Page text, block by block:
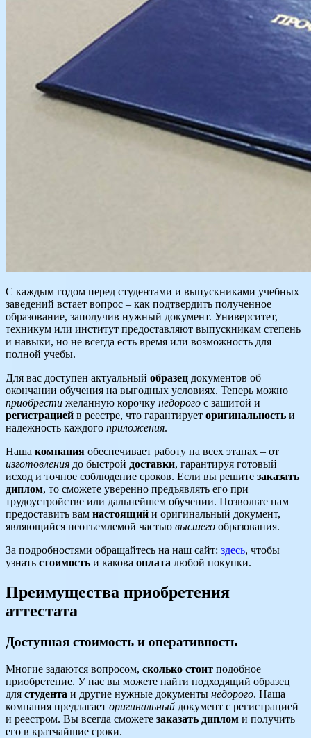
С каждым годом перед студентами и выпускниками учебных
заведений встает вопрос – как подтвердить полученное
образование, заполучив нужный документ. Университет,
техникум или институт предоставляют выпускникам степень
и навыки, но не всегда есть время или возможность для
полной учебы.
Для вас доступен актуальный образец документов об
окончании обучения на выгодных условиях. Теперь можно
приобрести желанную корочку недорого с защитой и
регистрацией в реестре, что гарантирует оригинальность и
надежность каждого приложения.
Наша компания обеспечивает работу на всех этапах – от
изготовления до быстрой доставки, гарантируя готовый
исход и точное соблюдение сроков. Если вы решите заказать
диплом, то сможете уверенно предъявлять его при
трудоустройстве или дальнейшем обучении. Позвольте нам
предоставить вам настоящий и оригинальный документ,
являющийся неотъемлемой частью высшего образования.
За подробностями обращайтесь на наш сайт: здесь, чтобы
узнать стоимость и какова оплата любой покупки.
Преимущества приобретения
аттестата
Доступная стоимость и оперативность
Многие задаются вопросом, сколько стоит подобное
приобретение. У нас вы можете найти подходящий образец
для студента и другие нужные документы недорого. Наша
компания предлагает оригинальный документ с регистрацией
и реестром. Вы всегда сможете заказать диплом и получить
его в кратчайшие сроки.